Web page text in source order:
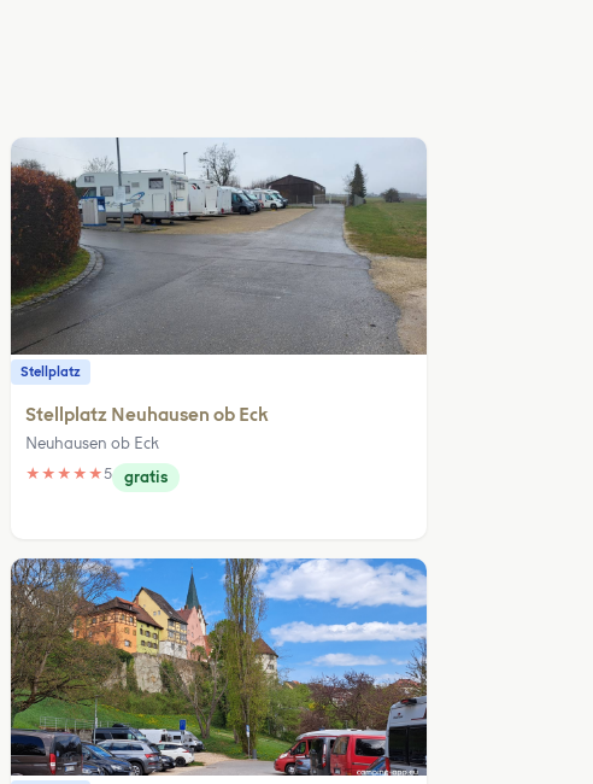
Stellplatz
Stellplatz Neuhausen ob Eck
Neuhausen ob Eck
★ ★ ★ ★ ★5 gratis